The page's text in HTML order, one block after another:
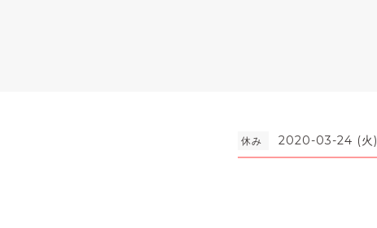
休み 2020-03-24 (火)